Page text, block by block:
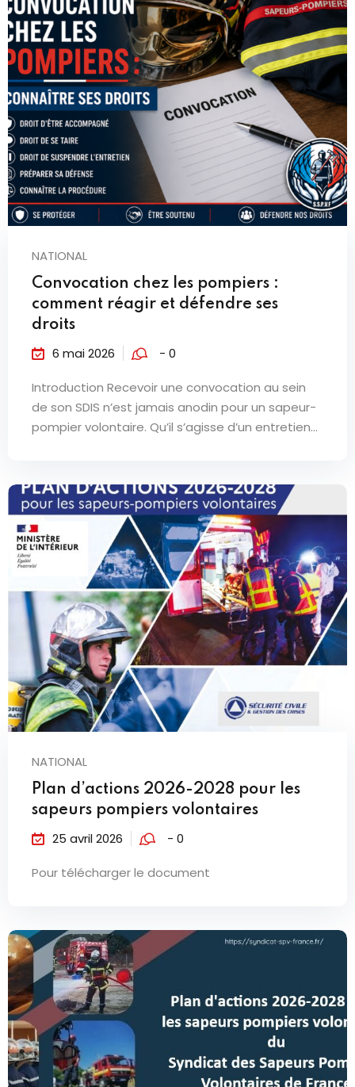
NATIONAL
Convocation chez les pompiers :
comment réagir et défendre ses
droits
6 mai 2026 - 0
Introduction Recevoir une convocation au sein
de son SDIS n’est jamais anodin pour un sapeur-
pompier volontaire. Qu’il s’agisse d’un entretien...
NATIONAL
Plan d’actions 2026-2028 pour les
sapeurs pompiers volontaires
25 avril 2026 - 0
Pour télécharger le document